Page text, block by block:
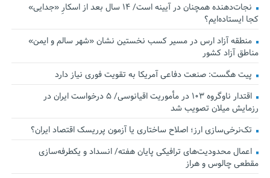
نجات‌دهنده‌ همچنان در آیینه است/ ۱۴ سال بعد از اسکارِ «جدایی»
کجا ایستاده‌ایم؟
منطقه آزاد ارس در مسیر کسب نخستین نشان «شهر سالم و ایمن»
مناطق آزاد کشور
پیت هگست: صنعت دفاعی آمریکا به تقویت فوری نیاز دارد
اقتدار ناوگروه ۱۰۳ در مأموریت‌ اقیانوسی/ ۵ درخواست ایران در
رزمایش میلان تصویب شد
تک‌نرخی‌سازی ارز؛ اصلاح ساختاری یا آزمون پرریسک اقتصاد ایران؟
اعمال محدودیت‌های ترافیکی پایان هفته/ انسداد و یکطرفه‌سازی
مقطعی چالوس و هراز